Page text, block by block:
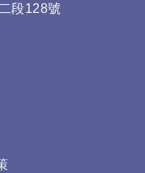
段128號